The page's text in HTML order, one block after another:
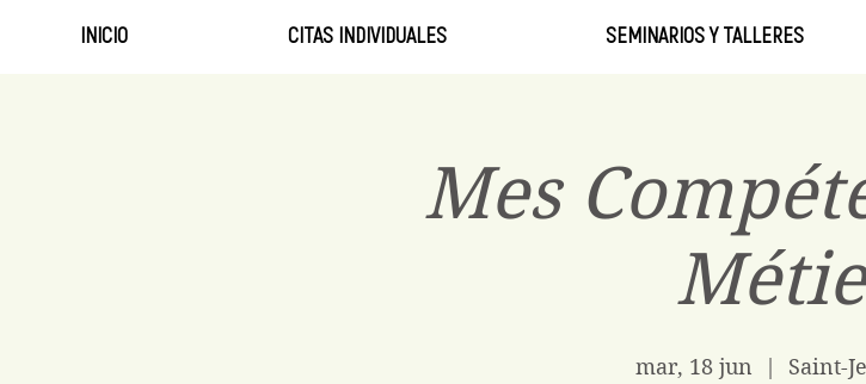
INICIO CITAS INDIVIDUALES SEMINARIOS Y TALLERES
Mes
mar, 18 jun Saint-